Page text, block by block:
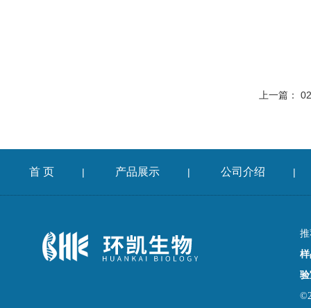
上一篇：
首 页 | 产品展示 | 公司介绍 |